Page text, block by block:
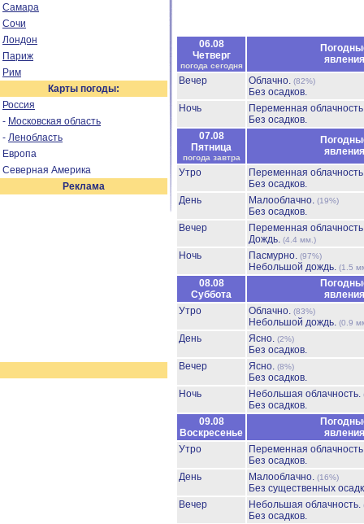
Самара
Сочи
Лондон
Париж
Рим
Карты погоды:
Россия
- Московская область
- Ленобласть
Европа
Северная Америка
Реклама
06.08
Четверг
погода сегодня
явления
Вечер
Облачно. (82%)
Без осадков.
Ночь
Переменная
Без осадков.
07.08
Пятница
погода завтра
явления
Утро
Переменная
Без осадков.
День
Малооблачно. (19%)
Без осадков.
Вечер
Переменная
Дождь. (4.4 мм.)
Ночь Пасмурно. (97%)
Небольшой дождь. (1.5
08.08
Суббота
явления
Утро
Облачно. (83%)
Небольшой дождь. (0.9
День Ясно. (2%)
Без осадков.
Вечер
Ясно. (8%)
Без осадков.
Ночь
Небольшая облачность.
Без осадков.
09.08
Воскресенье
явления
Утро
Переменная
Без осадков.
День
Малооблачно. (16%)
Без существенных
Вечер
Небольшая облачность.
Без осадков.